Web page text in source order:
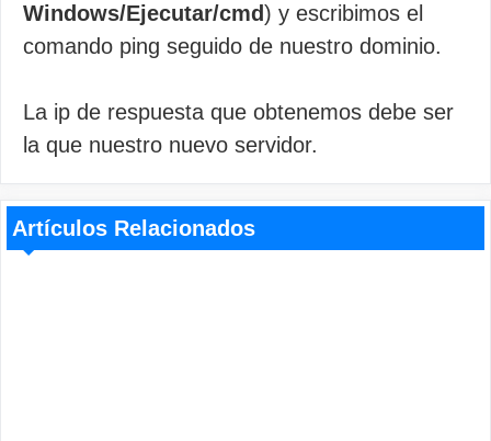
Windows/Ejecutar/cmd) y escribimos el
comando ping seguido de nuestro dominio.
La ip de respuesta que obtenemos debe ser
la que nuestro nuevo servidor.
Artículos Relacionados